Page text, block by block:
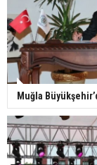
Muğla